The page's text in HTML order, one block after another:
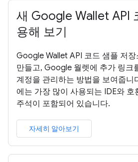
새 Google Wallet API
용해 보기
Google Wallet API 코드 샘플 저
만들고, Google 월렛에 추가 링크
계정을 관리하는 방법을 보여줍니
에는 가장 많이 사용되는 IDE와 호
주석이 포함되어 있습니다.
자세히 알아보기